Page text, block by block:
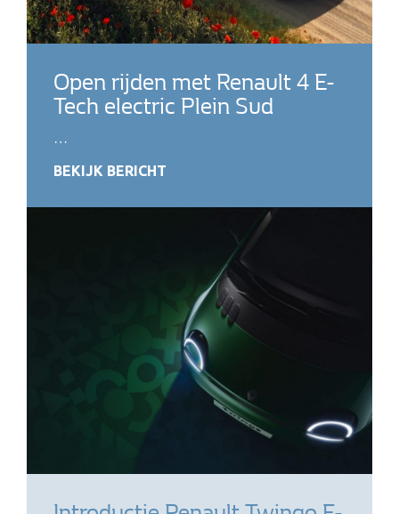
Open rijden met Renault 4 E-
Tech electric Plein Sud
…
BEKIJK BERICHT